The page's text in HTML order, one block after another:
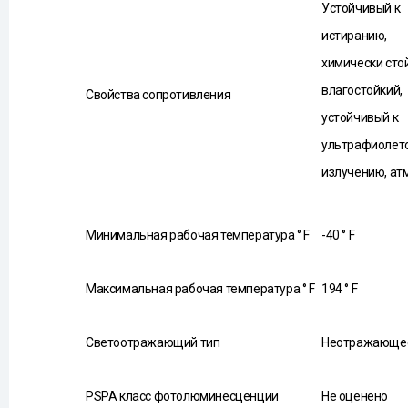
Свойства сопротивления
Устойчивый к
истиранию,
химически
влагостойкий,
устойчивый к
излучению,
Минимальная рабочая температура ° F -40 ° F
Максимальная рабочая температура ° F 194 ° F
Светоотражающий тип
PSPA класс фотолюминесценции Не оценено